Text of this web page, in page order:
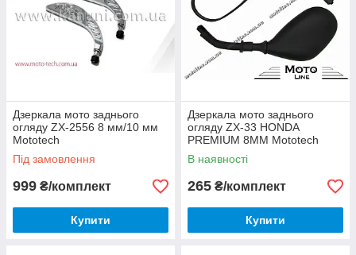
Дзеркала мото заднього
огляду ZX-2556 8 мм/10 мм
Mototech
Під замовлення
999 ₴/комплект
Купити
Дзеркала мото заднього
огляду ZX-33 HONDA
PREMIUM 8MM Mototech
В наявності
265 ₴/комплект
Купити